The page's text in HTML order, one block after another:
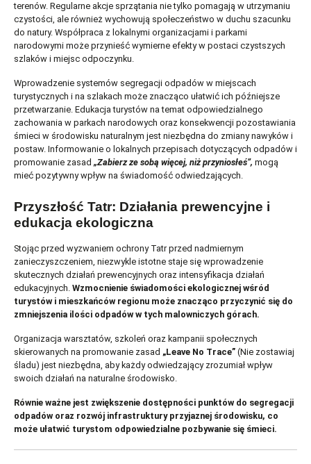
terenów. Regularne akcje sprzątania nie tylko pomagają w utrzymaniu
czystości, ale również wychowują społeczeństwo w duchu szacunku
do natury. Współpraca z lokalnymi organizacjami i parkami
narodowymi może przynieść wymierne efekty w postaci czystszych
szlaków i miejsc odpoczynku.
Wprowadzenie systemów segregacji odpadów w miejscach
turystycznych i na szlakach może znacząco ułatwić ich późniejsze
przetwarzanie. Edukacja turystów na temat odpowiedzialnego
zachowania w parkach narodowych oraz konsekwencji pozostawiania
śmieci w środowisku naturalnym jest niezbędna do zmiany nawyków i
postaw. Informowanie o lokalnych przepisach dotyczących odpadów i
promowanie zasad „Zabierz ze sobą więcej, niż przyniosłeś”, mogą
mieć pozytywny wpływ na świadomość odwiedzających.
Przyszłość Tatr: Działania prewencyjne i
edukacja ekologiczna
Stojąc przed wyzwaniem ochrony Tatr przed nadmiernym
zanieczyszczeniem, niezwykle istotne staje się wprowadzenie
skutecznych działań prewencyjnych oraz intensyfikacja działań
edukacyjnych. Wzmocnienie świadomości ekologicznej wśród
turystów i mieszkańców regionu może znacząco przyczynić się do
zmniejszenia ilości odpadów w tych malowniczych górach.
Organizacja warsztatów, szkoleń oraz kampanii społecznych
skierowanych na promowanie zasad „Leave No Trace” (Nie zostawiaj
śladu) jest niezbędna, aby każdy odwiedzający zrozumiał wpływ
swoich działań na naturalne środowisko.
Równie ważne jest zwiększenie dostępności punktów do segregacji
odpadów oraz rozwój infrastruktury przyjaznej środowisku, co
może ułatwić turystom odpowiedzialne pozbywanie się śmieci.